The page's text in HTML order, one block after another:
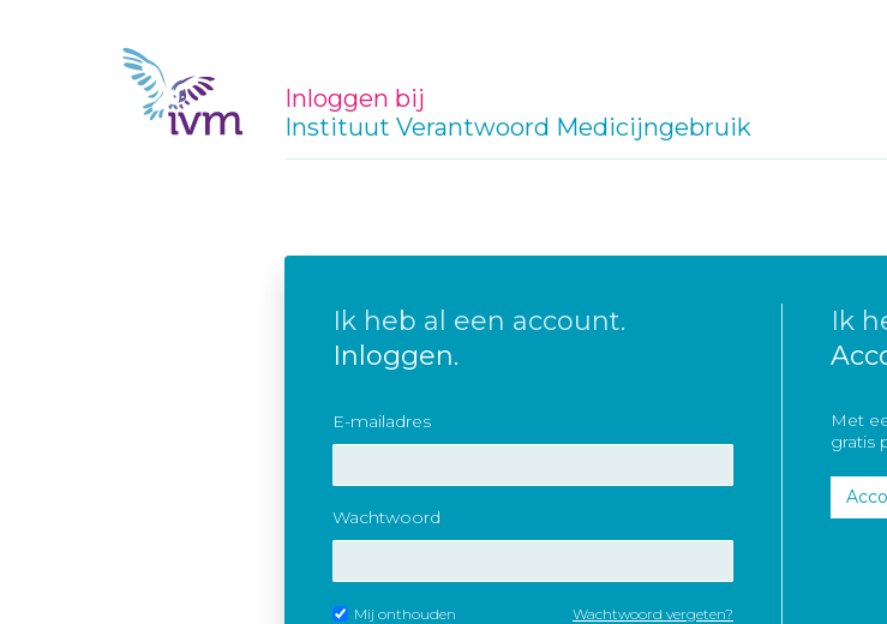
Inloggen bij
Instituut Verantwoord Medicijngebruik
Ik heb al een account.
Inloggen.
E-mailadres
Wachtwoord
Mij onthouden Wachtwoord vergeten?
Ik
Met
gratis